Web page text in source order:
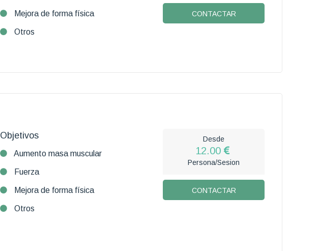
Mejora de forma física
Otros
CONTACTAR
Objetivos
Aumento masa muscular
Fuerza
Mejora de forma física
Otros
Desde
12.00
Persona/Sesion
CONTACTAR